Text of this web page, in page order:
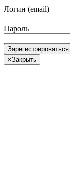
Логин (email)
Пароль
Зарегистрироваться
×Закрыть